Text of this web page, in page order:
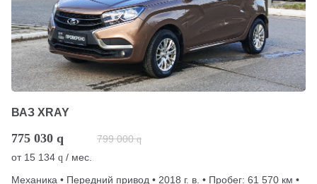
ВАЗ XRAY
775 030 q 799 000 q
от 15 134 q / мес.
Механика • Передний привод • 2018 г. в. • Пробег: 61 570 км •